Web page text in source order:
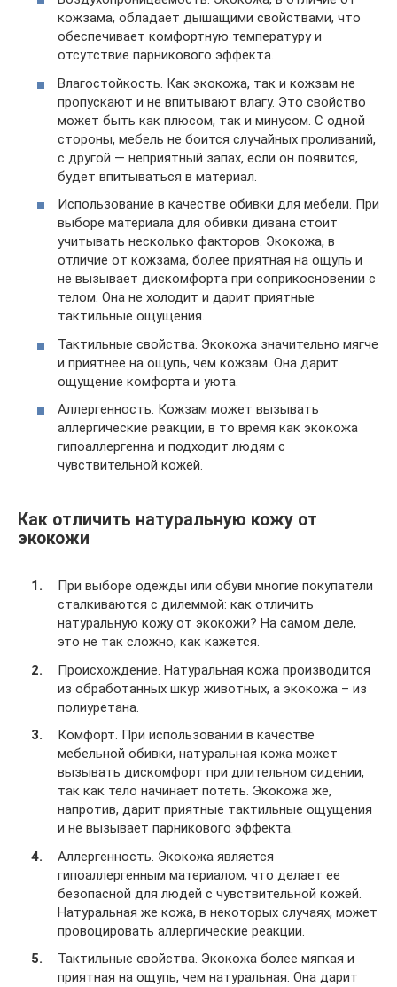
кожзама, обладает дышащими свойствами, что
обеспечивает комфортную температуру и
отсутствие парникового эффекта.
Влагостойкость. Как экокожа, так и кожзам не
пропускают и не впитывают влагу. Это свойство
может быть как плюсом, так и минусом. С одной
стороны, мебель не боится случайных проливаний,
с другой — неприятный запах, если он появится,
будет впитываться в материал.
Использование в качестве обивки для мебели. При
выборе материала для обивки дивана стоит
учитывать несколько факторов. Экокожа, в
отличие от кожзама, более приятная на ощупь и
не вызывает дискомфорта при соприкосновении с
телом. Она не холодит и дарит приятные
тактильные ощущения.
Тактильные свойства. Экокожа значительно мягче
и приятнее на ощупь, чем кожзам. Она дарит
ощущение комфорта и уюта.
Аллергенность. Кожзам может вызывать
аллергические реакции, в то время как экокожа
гипоаллергенна и подходит людям с
чувствительной кожей.
Как отличить натуральную кожу от
экокожи
При выборе одежды или обуви многие покупатели
сталкиваются с дилеммой: как отличить
натуральную кожу от экокожи? На самом деле,
это не так сложно, как кажется.
Происхождение. Натуральная кожа производится
из обработанных шкур животных, а экокожа – из
полиуретана.
Комфорт. При использовании в качестве
мебельной обивки, натуральная кожа может
вызывать дискомфорт при длительном сидении,
так как тело начинает потеть. Экокожа же,
напротив, дарит приятные тактильные ощущения
и не вызывает парникового эффекта.
Аллергенность. Экокожа является
гипоаллергенным материалом, что делает ее
безопасной для людей с чувствительной кожей.
Натуральная же кожа, в некоторых случаях, может
провоцировать аллергические реакции.
Тактильные свойства. Экокожа более мягкая и
приятная на ощупь, чем натуральная. Она дарит